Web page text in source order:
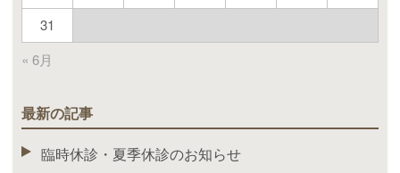
« 6月
31
最新の記事
臨時休診・夏季休診のお知らせ